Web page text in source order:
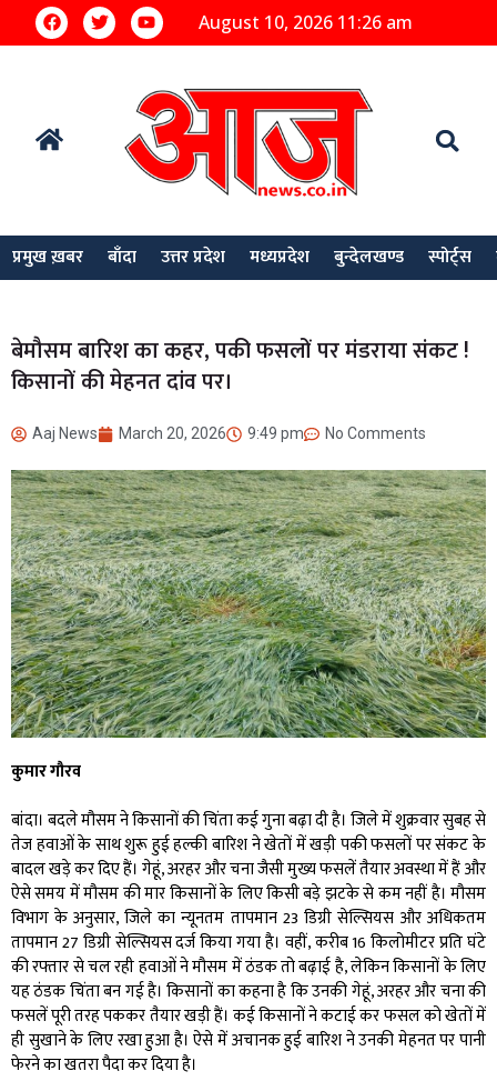
August 10, 2026 11:26 am
प्रमुख ख़बर बाँदा उत्तर प्रदेश मध्यप्रदेश बुन्देलखण्ड स्पोर्ट्स
बेमौसम बारिश का कहर, पकी फसलों पर मंडराया संकट !
किसानों की मेहनत दांव पर।
Aaj News March 20, 2026 9:49 pm No Comments
कुमार गौरव
बांदा। बदले मौसम ने किसानों की चिंता कई गुना बढ़ा दी है। जिले में शुक्रवार सुबह से
तेज हवाओं के साथ शुरू हुई हल्की बारिश ने खेतों में खड़ी पकी फसलों पर संकट के
बादल खड़े कर दिए हैं। गेहूं, अरहर और चना जैसी मुख्य फसलें तैयार अवस्था में हैं और
ऐसे समय में मौसम की मार किसानों के लिए किसी बड़े झटके से कम नहीं है। मौसम
विभाग के अनुसार, जिले का न्यूनतम तापमान 23 डिग्री सेल्सियस और अधिकतम
तापमान 27 डिग्री सेल्सियस दर्ज किया गया है। वहीं, करीब 16 किलोमीटर प्रति घंटे
की रफ्तार से चल रही हवाओं ने मौसम में ठंडक तो बढ़ाई है, लेकिन किसानों के लिए
यह ठंडक चिंता बन गई है। किसानों का कहना है कि उनकी गेहूं, अरहर और चना की
फसलें पूरी तरह पककर तैयार खड़ी हैं। कई किसानों ने कटाई कर फसल को खेतों में
ही सुखाने के लिए रखा हुआ है। ऐसे में अचानक हुई बारिश ने उनकी मेहनत पर पानी
फेरने का खतरा पैदा कर दिया है।